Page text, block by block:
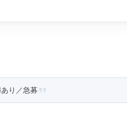
り／急募